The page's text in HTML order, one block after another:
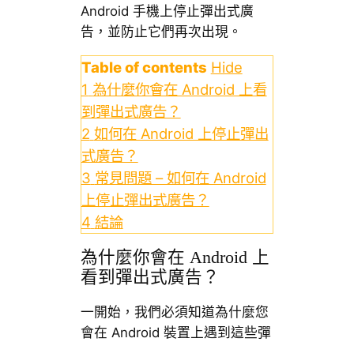
Android 手機上停止彈出式廣
告，並防止它們再次出現。
Table of contents Hide
1 為什麼你會在 Android 上看
到彈出式廣告？
2 如何在 Android 上停止彈出
式廣告？
3 常見問題 – 如何在 Android
上停止彈出式廣告？
4 結論
為什麼你會在 Android 上
看到彈出式廣告？
一開始，我們必須知道為什麼您
會在 Android 裝置上遇到這些彈